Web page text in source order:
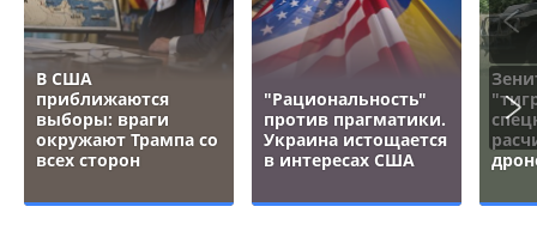
В США
приближаются
выборы: враги
окружают Трампа со
всех сторон
"Рациональность"
против прагматики.
Украина истощается
в интересах США